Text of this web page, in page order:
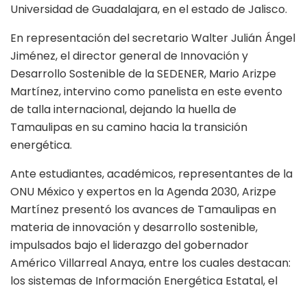
Universidad de Guadalajara, en el estado de Jalisco.
En representación del secretario Walter Julián Ángel
Jiménez, el director general de Innovación y
Desarrollo Sostenible de la SEDENER, Mario Arizpe
Martínez, intervino como panelista en este evento
de talla internacional, dejando la huella de
Tamaulipas en su camino hacia la transición
energética.
Ante estudiantes, académicos, representantes de la
ONU México y expertos en la Agenda 2030, Arizpe
Martínez presentó los avances de Tamaulipas en
materia de innovación y desarrollo sostenible,
impulsados bajo el liderazgo del gobernador
Américo Villarreal Anaya, entre los cuales destacan:
los sistemas de Información Energética Estatal, el